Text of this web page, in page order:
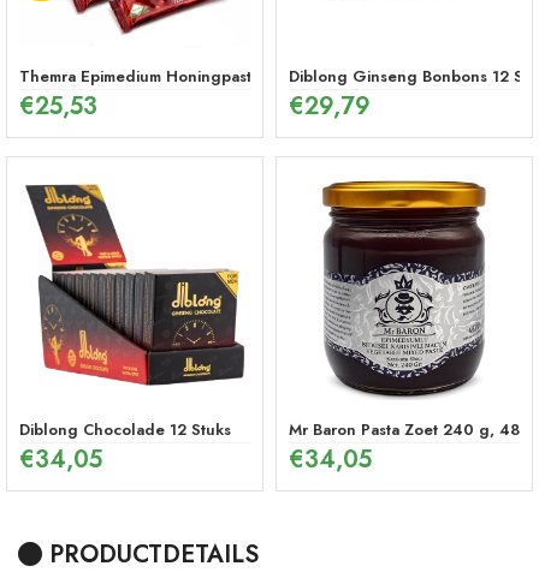
Themra Epimedium Honingpasta in Stick – Energetische Kruidenmix
€25,53
Diblong Ginseng Bonbons 12
€29,79
Diblong Chocolade 12 Stuks
€34,05
Mr Baron Pasta Zoet 240 g, 48
€34,05
PRODUCTDETAILS